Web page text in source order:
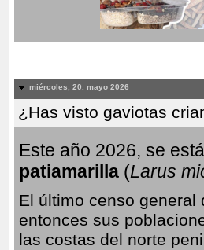
miércoles, 20. mayo 2026
¿Has visto gaviotas
Este año 2026, se
patiamarilla (Larus
El último censo
entonces sus
las costas del norte